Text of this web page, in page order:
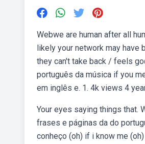
Webwe are human after all
likely your network may have
they can't take back / feels
português da música if you
em inglês e. 1. 4k views 4
Your eyes saying things that.
frases e páginas da do
conheço (oh) if i know me